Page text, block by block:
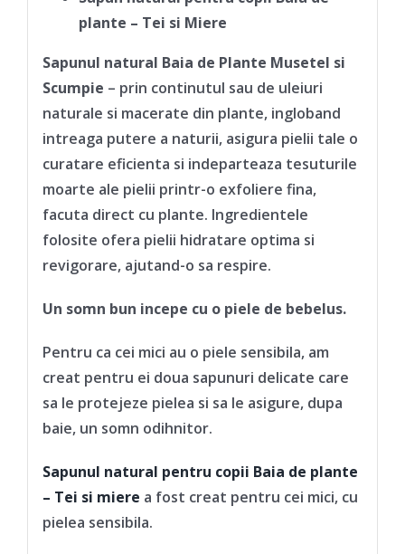
plante – Tei si Miere
Sapunul natural Baia de Plante Musetel si
Scumpie – prin continutul sau de uleiuri
naturale si macerate din plante, ingloband
intreaga putere a naturii, asigura pielii tale o
curatare eficienta si indeparteaza tesuturile
moarte ale pielii printr-o exfoliere fina,
facuta direct cu plante. Ingredientele
folosite ofera pielii hidratare optima si
revigorare, ajutand-o sa respire.
Un somn bun incepe cu o piele de bebelus.
Pentru ca cei mici au o piele sensibila, am
creat pentru ei doua sapunuri delicate care
sa le protejeze pielea si sa le asigure, dupa
baie, un somn odihnitor.
Sapunul natural pentru copii Baia de plante
– Tei si miere a fost creat pentru cei mici, cu
pielea sensibila.